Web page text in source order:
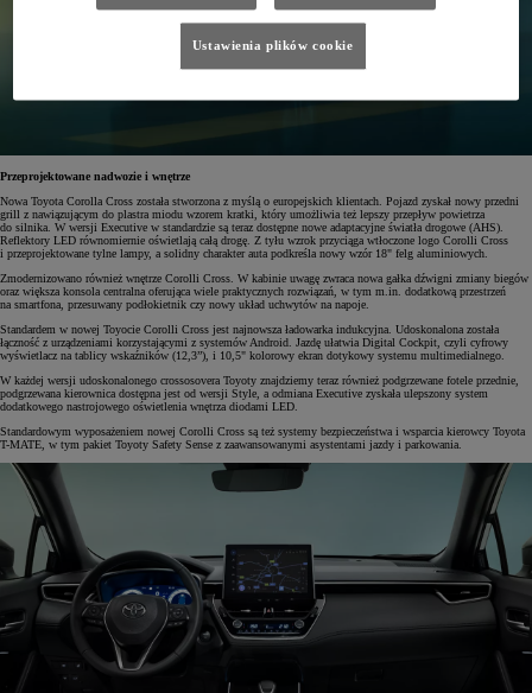
Przeprojektowane nadwozie i wnętrze
Nowa Toyota Corolla Cross została stworzona z myślą o europejskich klientach. Pojazd zyskał nowy przedni
grill z nawiązującym do plastra miodu wzorem kratki, który umożliwia też lepszy przepływ powietrza
do silnika. W wersji Executive w standardzie są teraz dostępne nowe adaptacyjne światła drogowe (AHS).
Reflektory LED równomiernie oświetlają całą drogę. Z tyłu wzrok przyciąga wtłoczone logo Corolli Cross
i przeprojektowane tylne lampy, a solidny charakter auta podkreśla nowy wzór 18" felg aluminiowych.
Zmodernizowano również wnętrze Corolli Cross. W kabinie uwagę zwraca nowa gałka dźwigni zmiany biegów
oraz większa konsola centralna oferująca wiele praktycznych rozwiązań, w tym m.in. dodatkową przestrzeń
na smartfona, przesuwany podłokietnik czy nowy układ uchwytów na napoje.
Standardem w nowej Toyocie Corolli Cross jest najnowsza ładowarka indukcyjna. Udoskonalona została
łączność z urządzeniami korzystającymi z systemów Android. Jazdę ułatwia Digital Cockpit, czyli cyfrowy
wyświetlacz na tablicy wskaźników (12,3”), i 10,5" kolorowy ekran dotykowy systemu multimedialnego.
W każdej wersji udoskonalonego crossosovera Toyoty znajdziemy teraz również podgrzewane fotele przednie,
podgrzewana kierownica dostępna jest od wersji Style, a odmiana Executive zyskała ulepszony system
dodatkowego nastrojowego oświetlenia wnętrza diodami LED.
Standardowym wyposażeniem nowej Corolli Cross są też systemy bezpieczeństwa i wsparcia kierowcy Toyota
T-MATE, w tym pakiet Toyoty Safety Sense z zaawansowanymi asystentami jazdy i parkowania.
Ustawienia plików cookie